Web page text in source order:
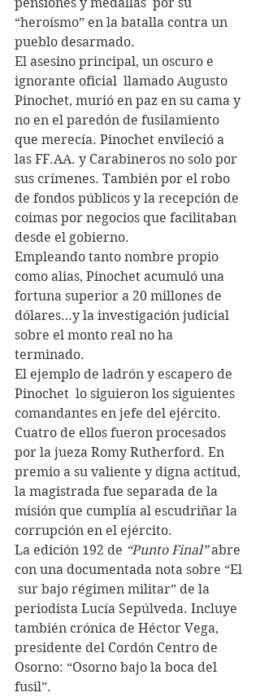
“heroísmo” en la batalla contra un
pueblo desarmado.
El asesino principal, un oscuro e
ignorante oficial  llamado Augusto
Pinochet, murió en paz en su cama y
no en el paredón de fusilamiento
que merecía. Pinochet envileció a
las FF.AA. y Carabineros no solo por
sus crímenes. También por el robo
de fondos públicos y la recepción de
coimas por negocios que facilitaban
desde el gobierno.
Empleando tanto nombre propio
como alias, Pinochet acumuló una
fortuna superior a 20 millones de
dólares…y la investigación judicial
sobre el monto real no ha
terminado.
El ejemplo de ladrón y escapero de
Pinochet  lo siguieron los siguientes
comandantes en jefe del ejército.
Cuatro de ellos fueron procesados
por la jueza Romy Rutherford. En
premio a su valiente y digna actitud,
la magistrada fue separada de la
misión que cumplía al escudriñar la
corrupción en el ejército.
La edición 192 de “Punto Final” abre
con una documentada nota sobre “El
sur bajo régimen militar” de la
periodista Lucía Sepúlveda. Incluye
también crónica de Héctor Vega,
presidente del Cordón Centro de
Osorno: “Osorno bajo la boca del
fusil”.